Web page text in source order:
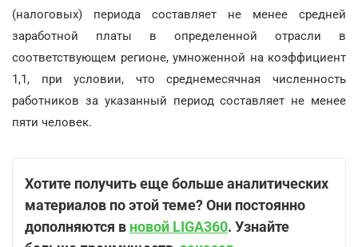
(налоговых) периода составляет не менее средней
заработной платы в определенной отрасли в
соответствующем регионе, умноженной на коэффициент
1,1, при условии, что среднемесячная численность
работников за указанный период составляет не менее
пяти человек.
Хотите получить еще больше аналитических
материалов по этой теме? Они постоянно
дополняются в новой LIGA360. Узнайте